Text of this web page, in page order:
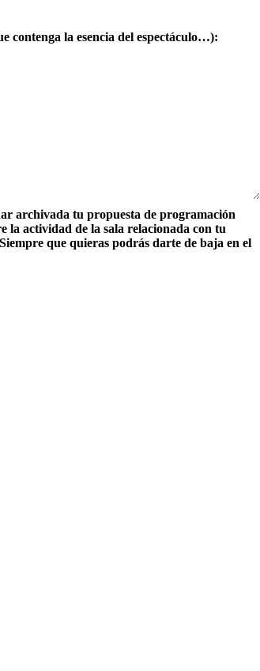
contenga la esencia del espectáculo…):
archivada tu propuesta de programación
la actividad de la sala relacionada con tu
que quieras podrás darte de baja en el